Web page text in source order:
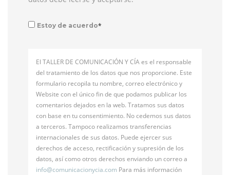
Estoy de acuerdo*
El TALLER DE COMUNICACIÓN Y CÍA es el responsable
del tratamiento de los datos que nos proporcione. Este
formulario recopila tu nombre, correo electrónico y
Website con el único fin de que podamos publicar los
comentarios dejados en la web. Tratamos sus datos
con base en tu consentimiento. No cedemos sus datos
a terceros. Tampoco realizamos transferencias
internacionales de sus datos. Puede ejercer sus
derechos de acceso, rectificación y supresión de los
datos, así como otros derechos enviando un correo a
info@comunicacionycia.com Para más información